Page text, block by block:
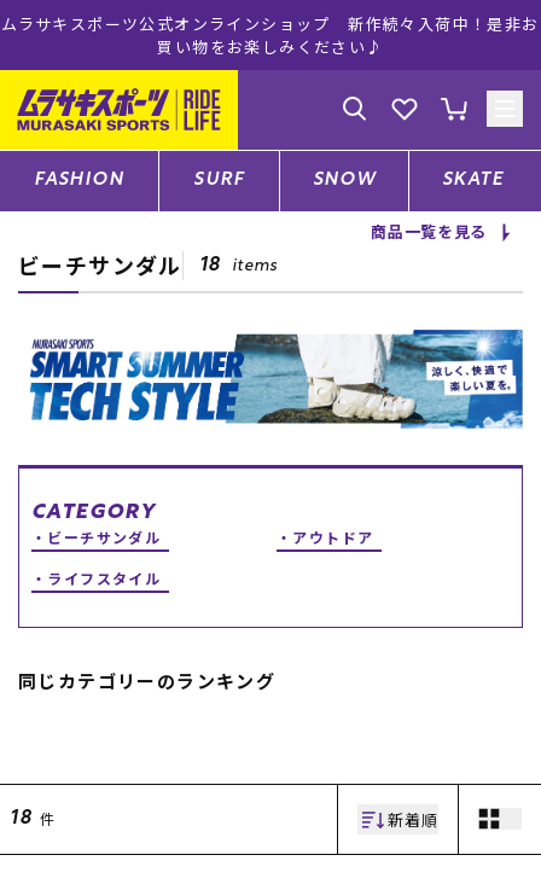
ムラサキスポーツ公式オンラインショップ 新作続々入荷中！是非お
買い物をお楽しみください♪
ゲスト様
ログイン 会員登録
店舗一覧
CATEGORY
サーフTOP
スノーTOP
ブランド一覧
ご利用ガイド
FASHION SURF SNOW SKATE
商品一覧を見る
ビーチサンダル 18 items
CATEGORY
ビーチサンダル
アウトドア
ライフスタイル
同じカテゴリーのランキング
18 件 新着順